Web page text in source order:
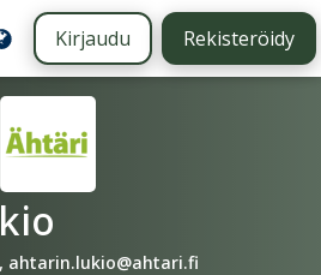
Kirjaudu Rekisteröidy
ahtarin.lukio@ahtari.fi